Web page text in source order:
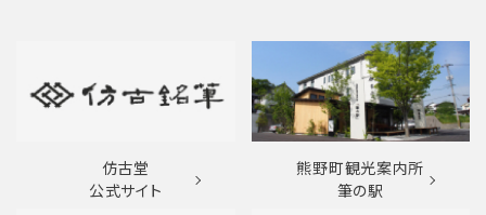
仿古堂
公式サイト
熊野町観光案内所
筆の駅